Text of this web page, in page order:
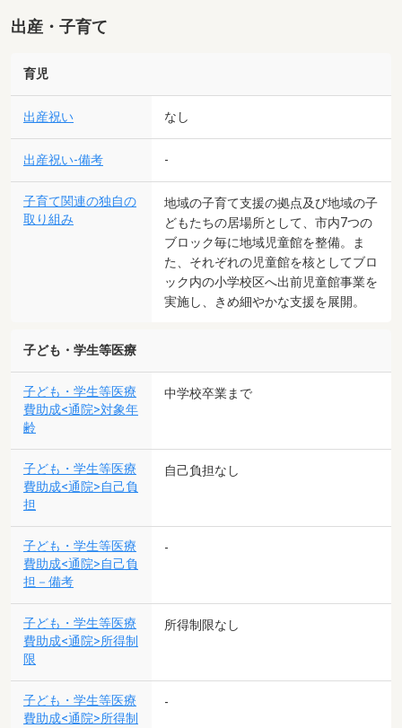
出産・子育て
育児
出産祝い なし
出産祝い-備考 -
子育て関連の独自の
取り組み
地域の子育て支援の拠点及び地域の子
どもたちの居場所として、市内7つの
ブロック毎に地域児童館を整備。ま
た、それぞれの児童館を核としてブロ
ック内の小学校区へ出前児童館事業を
実施し、きめ細やかな支援を展開。
子ども・学生等医療
子ども・学生等医療
費助成<通院>対象年
齢
中学校卒業まで
子ども・学生等医療
費助成<通院>自己負
担
自己負担なし
子ども・学生等医療
費助成<通院>自己負
担－備考
-
子ども・学生等医療
費助成<通院>所得制
限
所得制限なし
子ども・学生等医療
費助成<通院>所得制
-